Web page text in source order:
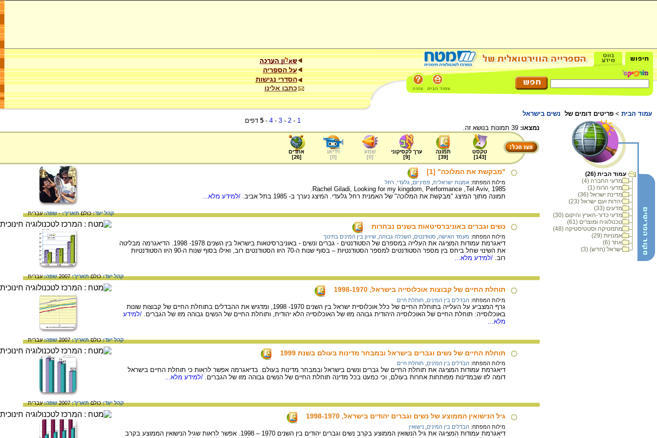
על הספריה
הסדרי נגישות
כתבו אלינו
עמוד הבית > פריטים דומים של נשים בישראל
עמוד הבית (26)
מדעי החברה (4)
מדעי הרוח (1)
מדינת ישראל (36)
יהדות ועם ישראל (23)
מדעים (33)
מדעי כדור-הארץ והיקום (30)
טכנולוגיה ומוצרים (61)
מתמטיקה וסטטיסטיקה (48)
אמנויות (29)
אחר (6)
ישראל (חדש) (3)
1
-
2
-
3
-
4
-
5 דפים
נמצאו:
טקסט
[
143
]
תמונה
[
39
]
ערך לקסיקוני
[
9
]
שמע
[
0
]
וידיאו
[
0
]
אתרים
[
26
]
"מבקשת את המלוכה" [1]
מילות המפתח: אמנות ישראלית פמיניזם גלעדי, רחל
Rachel Giladi, Looking for my kingdom, Performance ,Tel Aviv, 1985.
תמונה מתוך המיצג "מבקשת את המלוכה" של האמנית רחל גלעדי. המיצג נערך ב- 1985 בתל אביב.
/למידע מלא...
קהל יעד:כולםתאריך:-שפה:עברית
נשים וגברים באוניברסיטאות בשנים נבחרות
מילות המפתח: מעמד האישה סטודנטים השכלה גבוהה שיויון בין המינים בחינוך
דיאגרמת עמודות המציגה את העלייה במספרם של הסטודנטים - גברים ונשים - באוניברסיטאות בישראל בין השנים 1978- 1998. הדיאגרמה מבליטה
את השינוי שחל ביחס בין מספר הסטודנטים למספר הסטודנטיות – בסוף שנות ה-70 היוו הסטודנטים רוב, ואילו בסוף שנות ה-90 היוו הסטודנטיות
רוב. /למידע מלא...
קהל יעד:כולםתאריך:2007 שפה:עברית
תוחלת החיים של קבוצות אוכלוסייה בישראל, 1998-1970
מילות המפתח: הבדלים בין המינים תוחלת חיים
גרף המצביע על העלייה בתוחלת החיים של כלל אוכלוסיית ישראל בין השנים 1970- 1998, ומדגיש את ההבדלים בתוחלת החיים של קבוצות שונות
באוכלוסייה: תוחלת החיים של האוכלוסייה היהודית גבוהה מזו של האוכלוסייה הלא יהודית, ותוחלת החיים של הנשים גבוהה מזו של הגברים. /למידע
מלא...
קהל יעד:כולםתאריך:2007 שפה:עברית
תוחלת החיים של נשים וגברים בישראל ובמבחר מדינות בעולם בשנת 1999
מילות המפתח: הבדלים בין המינים תוחלת חיים
דיאגרמת עמודות המציגה את תוחלת החיים של גברים ונשים בישראל ובמבחר מדינות בעולם. בדיאגרמה אפשר לראות כי תוחלת החיים בישראל
דומה לזו שבמדינות מפותחות אחרות בעולם, וכי כמעט בכל מדינה תוחלת החיים של הנשים גבוהה מזו של הגברים. /למידע מלא...
קהל יעד:כולםתאריך:2007 שפה:עברית
גיל הנישואין הממוצע של נשים וגברים יהודים בישראל, 1998-1970
מילות המפתח: הבדלים בין המינים נישואין
דיאגרמת עמודות המציגה את גיל הנשואין הממוצע בקרב נשים וגברים יהודים בין השנים 1970 – 1998. אפשר לראות שגיל הנישואין הממוצע בקרב